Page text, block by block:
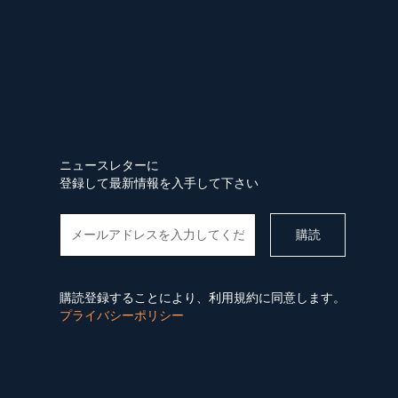
ニュースレターに
登録して最新情報を入手して下さい
購読登録することにより、利用規約に同意します。
プライバシーポリシー